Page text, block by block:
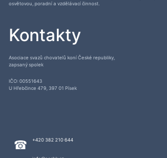
osvětovou, poradní a vzdělávací činnost.
Kontakty
Asociace svazů chovatelů koní České republiky,
zapsaný spolek
IČO: 00551643
U Hřebčince 479, 397 01 Písek
+420 382 210 644